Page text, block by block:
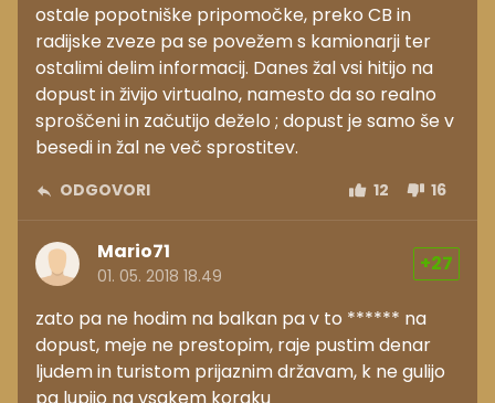
ostale popotniške pripomočke, preko CB in
radijske zveze pa se povežem s kamionarji ter
ostalimi delim informacij. Danes žal vsi hitijo na
dopust in živijo virtualno, namesto da so realno
sproščeni in začutijo deželo ; dopust je samo še v
besedi in žal ne več sprostitev.
ODGOVORI 12 16
Mario71
01. 05. 2018 18.49
+27
zato pa ne hodim na balkan pa v to ****** na
dopust, meje ne prestopim, raje pustim denar
ljudem in turistom prijaznim državam, k ne gulijo